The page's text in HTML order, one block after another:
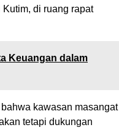
di ruang rapat
Keuangan dalam
kawasan masangat
tetapi dukungan